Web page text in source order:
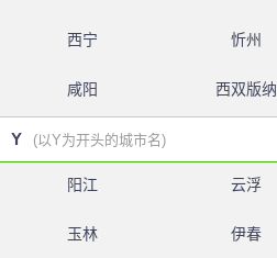
西宁 忻州
咸阳 西双版纳
Y (以Y为开头的城市名)
阳江 云浮
玉林 伊春